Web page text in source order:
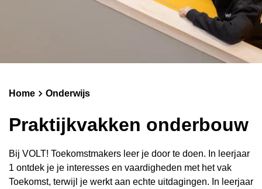
Home Onderwijs
Praktijkvakken onderbouw
Bij VOLT! Toekomstmakers leer je door te doen. In leerjaar
1 ontdek je je interesses en vaardigheden met het vak
Toekomst, terwijl je werkt aan echte uitdagingen. In leerjaar